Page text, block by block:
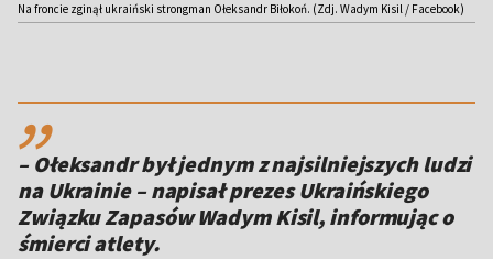
Na froncie zginął ukraiński strongman Ołeksandr Biłokoń. (Zdj. Wadym Kisil / Facebook)
,,
– Ołeksandr był jednym z najsilniejszych ludzi
na Ukrainie – napisał prezes Ukraińskiego
Związku Zapasów Wadym Kisil, informując o
śmierci atlety.